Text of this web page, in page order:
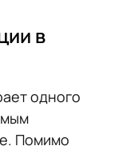
в
одного
Помимо